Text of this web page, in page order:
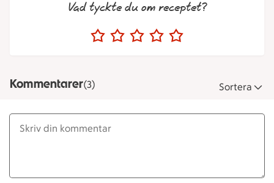
Vad tyckte du om receptet?
Kommentarer(3) Sortera